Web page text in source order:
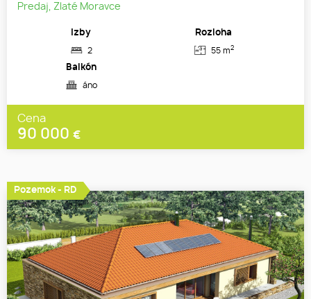
Predaj, Zlaté Moravce
Izby
2
Rozloha
55 m2
Balkón
áno
Cena
90 000 €
Pozemok - RD